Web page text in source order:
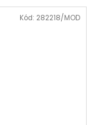
Kód: 282218/MOD